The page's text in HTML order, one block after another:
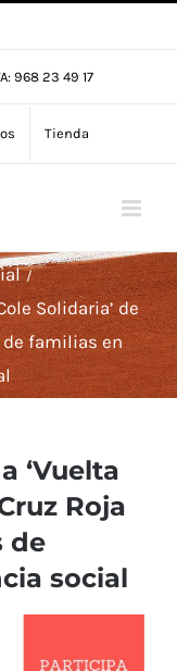
968 23 49 17
Tienda
Solidaria’ de
de familias en
‘Vuelta
Roja
de
social